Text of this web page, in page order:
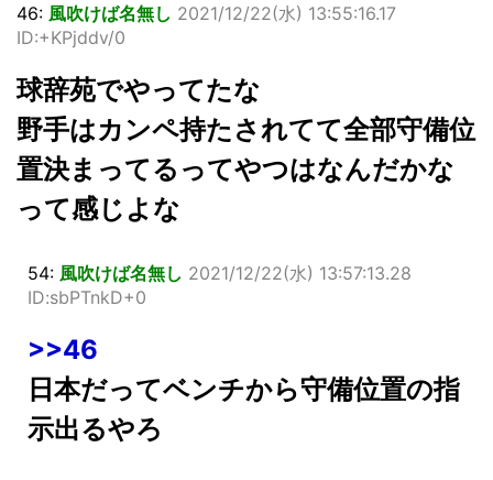
46: 風吹けば名無し 2021/12/22(水) 13:55:16.17
ID:+KPjddv/0
球辞苑でやってたな
野手はカンペ持たされてて全部守備位
置決まってるってやつはなんだかな
って感じよな
54: 風吹けば名無し 2021/12/22(水) 13:57:13.28
ID:sbPTnkD+0
>>46
日本だってベンチから守備位置の指
示出るやろ